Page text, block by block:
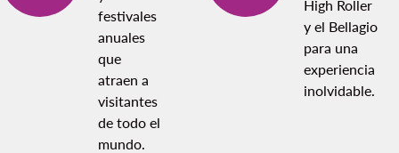
festivales
anuales
que
atraen a
visitantes
de todo el
mundo.
High Roller
y el Bellagio
para una
experiencia
inolvidable.